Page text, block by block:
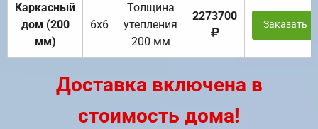
Каркасный
дом (200
мм)
6х6
Толщина
утепления
200 мм
2273700
Заказать
Доставка включена в
стоимость дома!